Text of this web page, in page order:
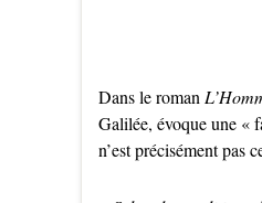
Dans le roman
Galilée, évoque une «
n’est précisément pas